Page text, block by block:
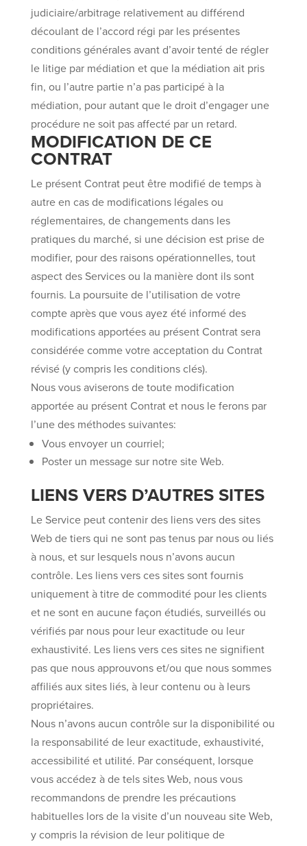
judiciaire/arbitrage relativement au différend
découlant de l’accord régi par les présentes
conditions générales avant d’avoir tenté de régler
le litige par médiation et que la médiation ait pris
fin, ou l’autre partie n’a pas participé à la
médiation, pour autant que le droit d’engager une
procédure ne soit pas affecté par un retard.
MODIFICATION DE CE
CONTRAT
Le présent Contrat peut être modifié de temps à
autre en cas de modifications légales ou
réglementaires, de changements dans les
pratiques du marché, si une décision est prise de
modifier, pour des raisons opérationnelles, tout
aspect des Services ou la manière dont ils sont
fournis. La poursuite de l’utilisation de votre
compte après que vous ayez été informé des
modifications apportées au présent Contrat sera
considérée comme votre acceptation du Contrat
révisé (y compris les conditions clés).
Nous vous aviserons de toute modification
apportée au présent Contrat et nous le ferons par
l’une des méthodes suivantes:
Vous envoyer un courriel;
Poster un message sur notre site Web.
LIENS VERS D’AUTRES SITES
Le Service peut contenir des liens vers des sites
Web de tiers qui ne sont pas tenus par nous ou liés
à nous, et sur lesquels nous n’avons aucun
contrôle. Les liens vers ces sites sont fournis
uniquement à titre de commodité pour les clients
et ne sont en aucune façon étudiés, surveillés ou
vérifiés par nous pour leur exactitude ou leur
exhaustivité. Les liens vers ces sites ne signifient
pas que nous approuvons et/ou que nous sommes
affiliés aux sites liés, à leur contenu ou à leurs
propriétaires.
Nous n’avons aucun contrôle sur la disponibilité ou
la responsabilité de leur exactitude, exhaustivité,
accessibilité et utilité. Par conséquent, lorsque
vous accédez à de tels sites Web, nous vous
recommandons de prendre les précautions
habituelles lors de la visite d’un nouveau site Web,
y compris la révision de leur politique de